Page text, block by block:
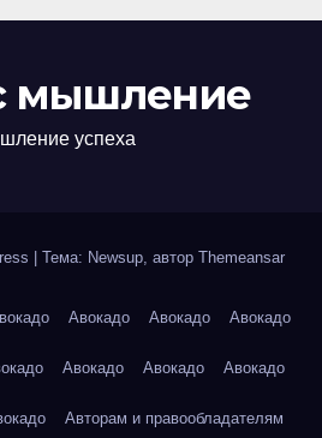
мышление
успеха
Тема: Newsup, автор Themeansar
Авокадо Авокадо Авокадо
Авокадо Авокадо Авокадо
Авторам и правообладателям